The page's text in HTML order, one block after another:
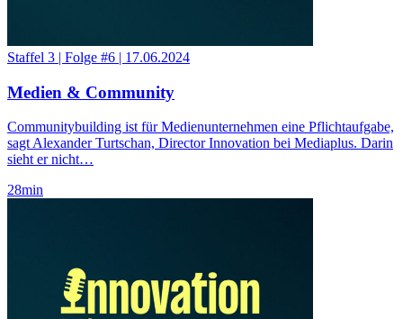
Staffel 3 | Folge #6 | 17.06.2024
Medien & Community
Communitybuilding ist für Medienunternehmen eine Pflichtaufgabe,
sagt Alexander Turtschan, Director Innovation bei Mediaplus. Darin
sieht er nicht…
28min